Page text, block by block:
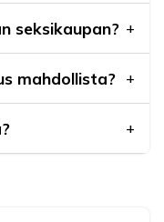
seksikaupan?
mahdollista?